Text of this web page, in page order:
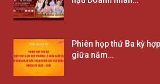
Phiên họp thứ Ba kỳ
giữa năm…